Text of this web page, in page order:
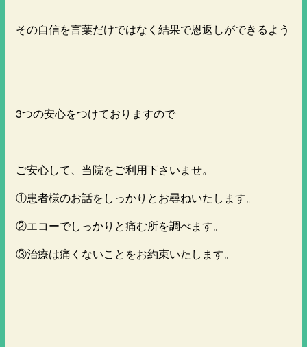
その自信を言葉だけではなく結果で恩返しができるよう
3つの安心をつけておりますので
ご安心して、当院をご利用下さいませ。
①患者様のお話をしっかりとお尋ねいたします。
②エコーでしっかりと痛む所を調べます。
③治療は痛くないことをお約束いたします。